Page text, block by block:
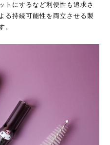
トにするなど利便性も追求さ
る持続可能性を両立させる製
。